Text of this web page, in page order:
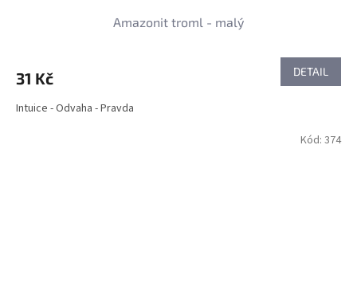
Amazonit troml - malý
31 Kč DETAIL
Intuice - Odvaha - Pravda
Kód: 374